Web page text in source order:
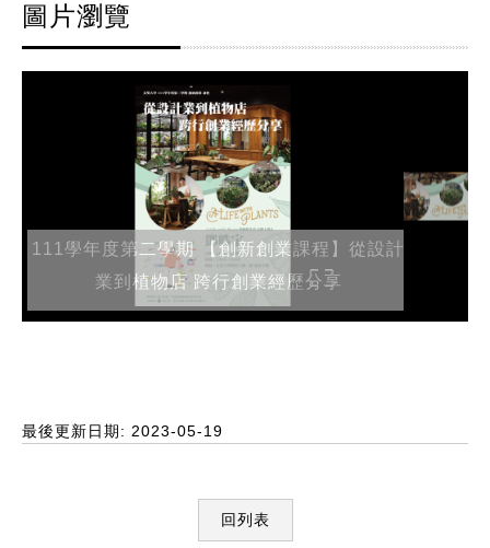
圖片瀏覽
111學年度第二學期 【創新創業課程】從設計
業到植物店 跨行創業經歷分享
最後更新日期: 2023-05-19
回列表